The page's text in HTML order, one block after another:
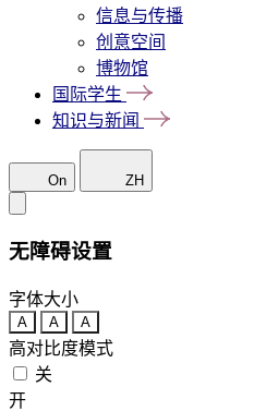
信息与传播
创意空间
博物馆
国际学生
知识与新闻
On ZH
无障碍设置
字体大小
A A A
高对比度模式
关
开